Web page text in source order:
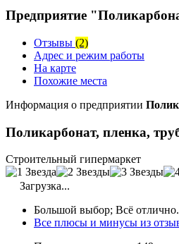
Предприятие
Отзывы (2)
Адрес и режим работы
На карте
Похожие места
Информация о предприятии
Поликарбонат, пленка,
Строительный гипермаркет
Загрузка...
Большой выбор; Всё отлично.
Все плюсы и минусы из